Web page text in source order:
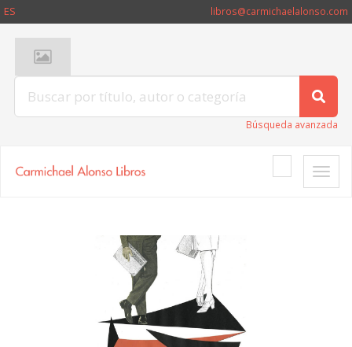
ES libros@carmichaelalonso.com
Búsqueda avanzada
Toggle